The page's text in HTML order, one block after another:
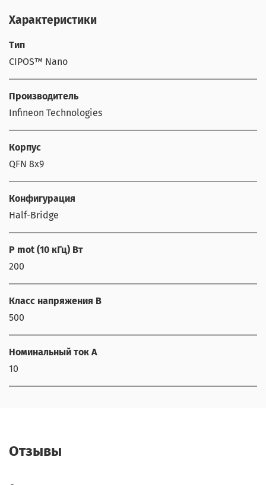
Характеристики
Тип
CIPOS™ Nano
Производитель
Infineon Technologies
Корпус
QFN 8x9
Конфигурация
Half-Bridge
P mot (10 кГц) Вт
200
Класс напряжения В
500
Номинальный ток А
10
Отзывы